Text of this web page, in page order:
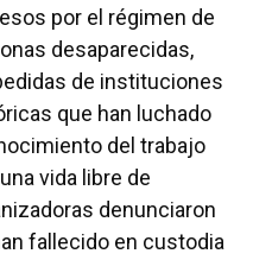
por el régimen de
desaparecidas,
de instituciones
que han luchado
del trabajo
vida libre de
denunciaron
fallecido en custodia